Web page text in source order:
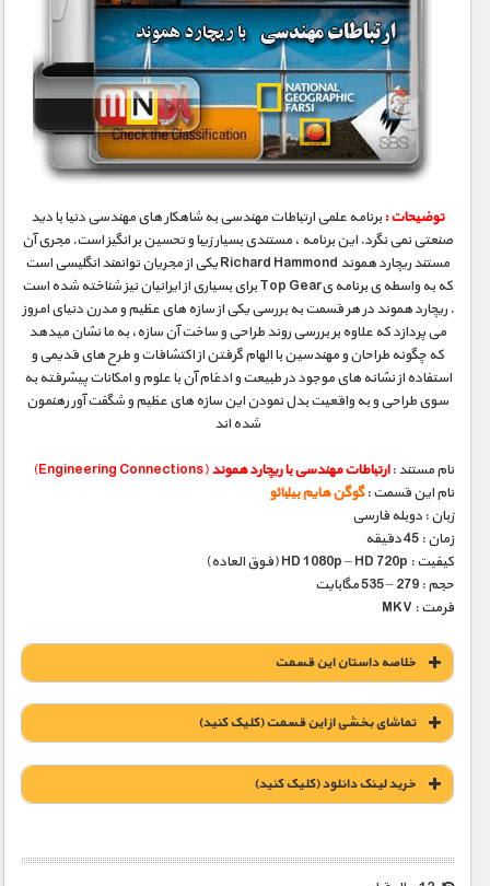
توضیحات : برنامه علمی ارتباطات مهندسی به شاهکار های مهندسی دنیا با دید
صنعتی نمی نگرد. این برنامه ، مستندی بسیار زیبا و تحسین بر انگیز است. مجری آن
مستند ریچارد هموند Richard Hammond یکی از مجریان توانمند انگلیسی است
که به واسطه ی برنامه یTop Gear برای بسیاری از ایرانیان نیز شناخته شده است
. ریچارد هموند در هر قسمت به بررسی یکی از سازه های عظیم و مدرن دنیای امروز
می پردازد که علاوه بر بررسی روند طراحی و ساخت آن سازه، به ما نشان میدهد
که چگونه طراحان و مهندسین با الهام گرفتن از اکتشافات و طرح های قدیمی و
استفاده از نشانه های موجود در طبیعت و ادغام آن با علوم و امکانات پیشرفته به
سوی طراحی و به واقعیت بدل نمودن این سازه های عظیم و شگفت آور رهنمون
شده اند
نام مستند :ارتباطات مهندسی با ریچارد هموند(Engineering Connections)
نام این قسمت :گوگن هایم بیلبائو‬‎
زبان : دوبله فارسی
زمان : 45 دقیقه
کیفیت : HD 1080p – HD 720p (فوق العاده)
حجم : 279 – 535 مگابایت
فرمت : MKV
خلاصه داستان این قسمت
تماشای بخشی از این قسمت (کلیک کنید)
خريد لينک دانلود (کليک کنيد)
1900 تومان – خريد لينک دانلود (افزودن به سبد خريد)